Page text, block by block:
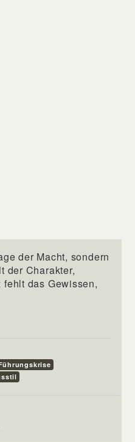
der Macht, sondern
der Charakter,
das Gewissen,